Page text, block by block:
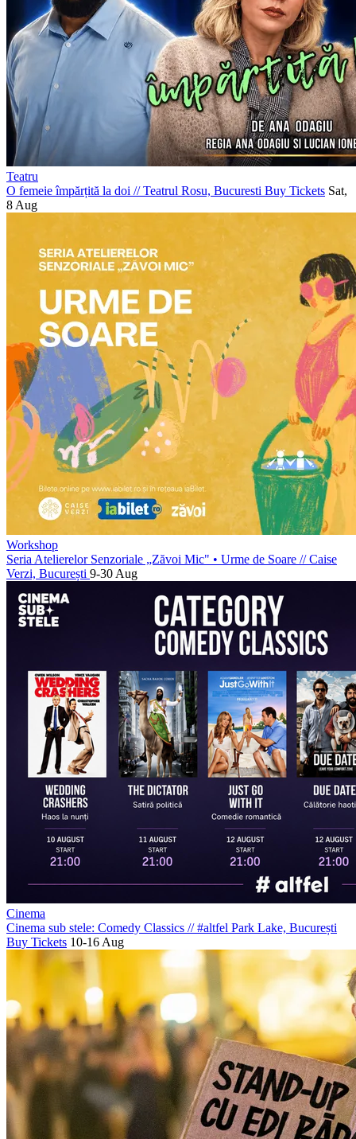
Teatru
O femeie împărțită la doi //Teatrul Rosu, Bucuresti Buy Tickets Sat,
8 Aug
Workshop
Seria Atelierelor Senzoriale „Zăvoi Mic" • Urme de Soare //Caise
Verzi, București 9-30 Aug
Cinema
Cinema sub stele: Comedy Classics //#altfel Park Lake, București
Buy Tickets 10-16 Aug